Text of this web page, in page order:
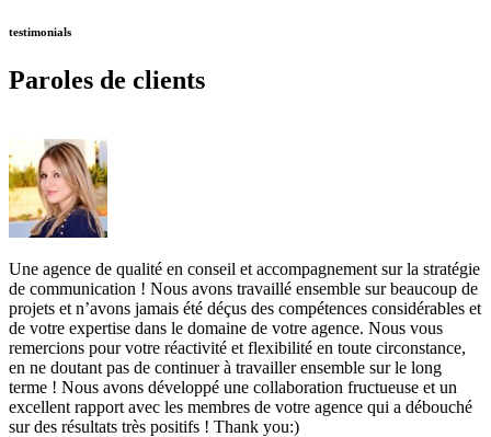
testimonials
Paroles de clients
Une agence de qualité en conseil et accompagnement sur la stratégie
de communication ! Nous avons travaillé ensemble sur beaucoup de
projets et n’avons jamais été déçus des compétences considérables et
de votre expertise dans le domaine de votre agence. Nous vous
remercions pour votre réactivité et flexibilité en toute circonstance,
en ne doutant pas de continuer à travailler ensemble sur le long
terme ! Nous avons développé une collaboration fructueuse et un
excellent rapport avec les membres de votre agence qui a débouché
sur des résultats très positifs ! Thank you:)